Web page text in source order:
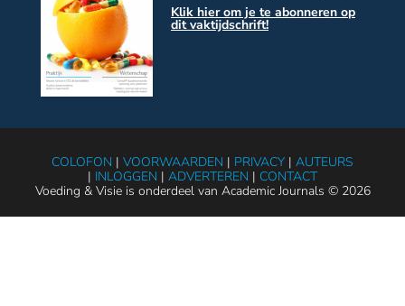
Klik hier om je te abonneren op
dit vaktijdschrift!
COLOFON | VOORWAARDEN | PRIVACY | AUTEURS
| INLOGGEN | ADVERTEREN | CONTACT
Voeding & Visie is onderdeel van Academic Journals © 2026